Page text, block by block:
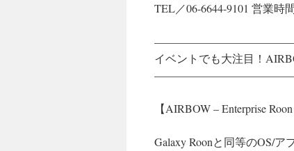
TEL／06-6644-9101 営業時
イベントでも大注目！
【AIRBOW – Enterprise
Galaxy Roonと同等のOS/